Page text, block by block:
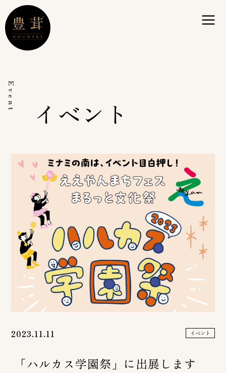
Event イベント
2023.11.11 イベント
「ハルカス学園祭」に出展します